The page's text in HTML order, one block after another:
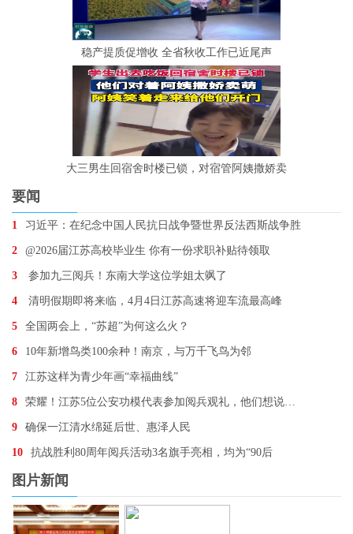
稳产提质促增收 全省秋收工作已近尾声
大三男生回宿舍时楼已锁，对宿管阿姨撒娇卖
要闻
1 习近平：在纪念中国人民抗日战争暨世界反法西斯战争胜
2 @2026届江苏高校毕业生 你有一份求职补贴待领取
3 参加九三阅兵！东南大学这位学姐太飒了
4 清明假期即将来临，4月4日江苏高速将迎车流最高峰
5 全国两会上，“苏超”为何这么火？
6 10年新增鸟类100余种！南京，与万千飞鸟为邻
7 江苏这样为青少年画“幸福曲线”
8 荣耀！江苏5位公安功模代表参加阅兵观礼，他们想说…
9 确保一江清水绵延后世、惠泽人民
10 抗战胜利80周年阅兵活动3名旗手亮相，均为“90后
图片新闻